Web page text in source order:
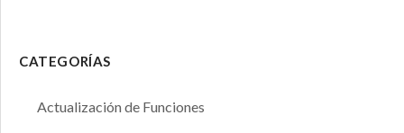
CATEGORÍAS
Actualización de Funciones